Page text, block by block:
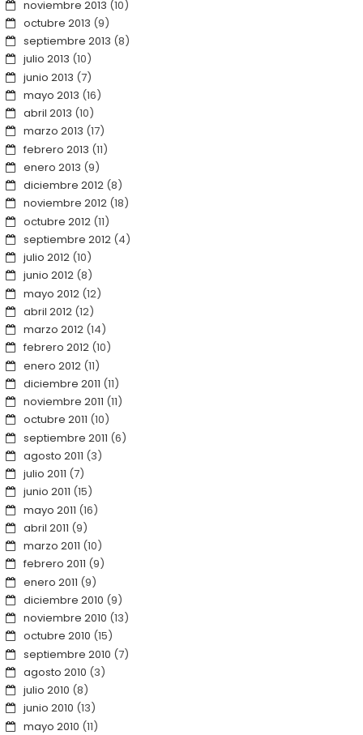
noviembre 2013 (10)
octubre 2013 (9)
septiembre 2013 (8)
julio 2013 (10)
junio 2013 (7)
mayo 2013 (16)
abril 2013 (10)
marzo 2013 (17)
febrero 2013 (11)
enero 2013 (9)
diciembre 2012(8)
noviembre 2012(18)
octubre 2012(11)
septiembre 2012(4)
julio 2012(10)
junio 2012(8)
mayo 2012(12)
abril 2012(12)
marzo 2012(14)
febrero 2012(10)
enero 2012(11)
diciembre 2011 (11)
noviembre 2011 (11)
octubre 2011 (10)
septiembre 2011 (6)
agosto 2011 (3)
julio 2011 (7)
junio 2011 (15)
mayo 2011 (16)
abril 2011 (9)
marzo 2011 (10)
febrero 2011 (9)
enero 2011 (9)
diciembre 2010 (9)
noviembre 2010 (13)
octubre 2010 (15)
septiembre 2010 (7)
agosto 2010 (3)
julio 2010 (8)
junio 2010 (13)
mayo 2010 (11)